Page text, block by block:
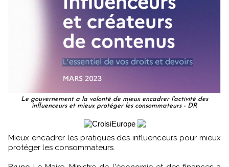
Le gouvernement a la volonté de mieux encadrer l'activité des
influenceurs et mieux protéger les consommateurs - DR
Mieux encadrer les pratiques des influenceurs pour mieux
protéger les consommateurs.